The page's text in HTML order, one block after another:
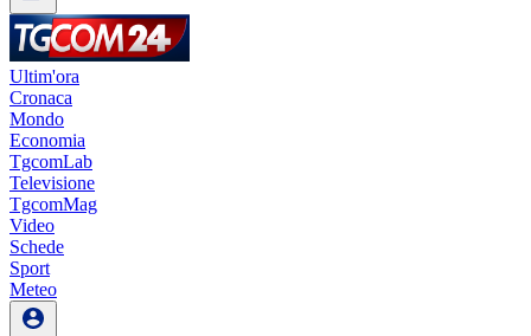
Ultim'ora
Cronaca
Mondo
Economia
TgcomLab
Televisione
TgcomMag
Video
Schede
Sport
Meteo